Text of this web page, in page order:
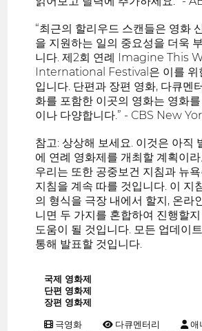
“최근의 할리우드 스캔들은 영화
을 지원하는 일의 중요성을 더욱
니다. 제2회 연례 Imagine This
International Festival은 이를 위
입니다. 단편과 장편 영화, 다큐멘
화를 포함한 이곳의 영화는 영화
이나 다양합니다.” - CBS New
참고: 상상해 보세요. 이것은 아직
에 연례 영화제를 개최할 계획이
우리는 또한 공중보건 지침과 뉴
지침을 계속 따를 것입니다. 이 지
의 형식을 극장 내에서 할지, 온라
니면 두 가지를 혼합하여 진행할지
도움이 될 것입니다. 모든 업데이
통해 발표할 것입니다.
국제 영화제
단편 영화제
장편 영화제
극영화 다큐멘터리
애